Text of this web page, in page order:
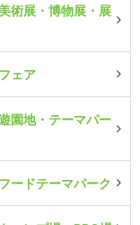
術展・博物展・展
フェア
園地・テーマパー
フードテーマパーク